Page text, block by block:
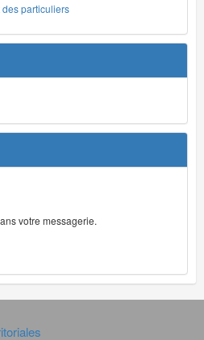
particuliers
votre messagerie.